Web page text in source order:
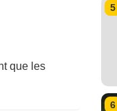
que les
5
6